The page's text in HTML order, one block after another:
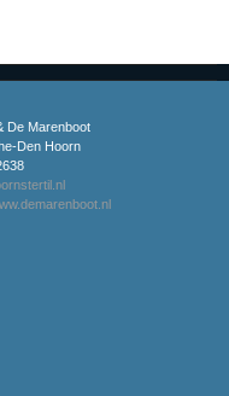
De Marenboot
Den Hoorn